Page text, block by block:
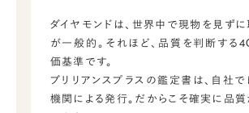
ダイヤモンドは、世界中で現物を見ず
が一般的。それほど、品質を判断する
価基準です。
ブリリアンスプラスの鑑定書は、自社
機関による発行。だからこそ確実に品